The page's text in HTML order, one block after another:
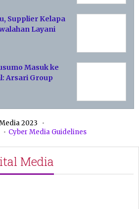
Supplier Kelapa
Layani
Masuk ke
Arsari Group
2023
Cyber Media Guidelines
Media